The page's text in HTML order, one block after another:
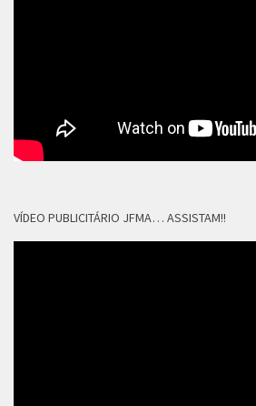
VÍDEO PUBLICITÁRIO JFMA… ASSISTAM!!